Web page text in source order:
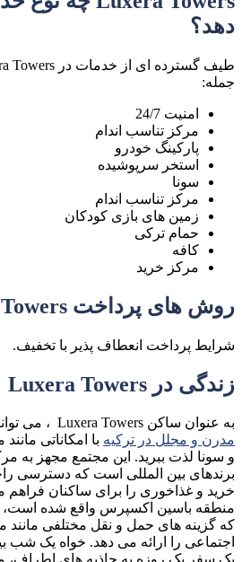
دهد؟
جمله:
امنیت 24/7
مرکز تناسب اندام
پارکینگ خودرو
استخر سرپوشیده
سونا
مرکز تناسب اندام
زمین های بازی کودکان
حمام ترکی
کافه
مرکز خرید
روش های پرداخت Luxera Towers چیست؟
شرایط پرداخت انعطاف پذیر با تخفیف.
زندگی در Luxera Towers چگونه است؟
به عنوان ساکن Luxera Towers ، می توانید از زندگی در
مدرن و مجلل در ترکیه با امکاناتی
و سونا لذت ببرید. این مجتمع مجهز به
برندهای بین المللی است که دسترسی
منطقه باسین اکسپرس واقع شده است،
که گزینه های حمل و نقل مختلفی مانند
اجتماعی را ارائه می دهد. خواه یک شب